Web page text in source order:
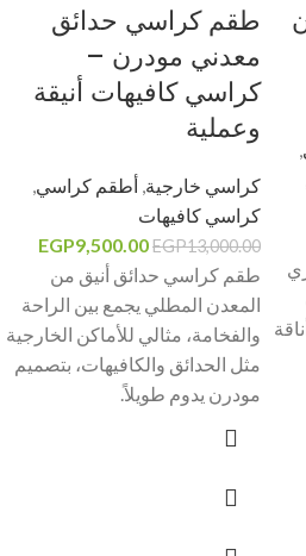
,
طقم كراسي حدائق
معدني مودرن –
كراسي كافيهات أنيقة
وعملية
كراسي خارجية, أطقم كراسي,
كراسي كافيهات
EGP13,000.00
EGP9,500.00
طقم كراسي حدائق أنيق من
المعدن المطلي يجمع بين الراحة
والفخامة، مثالي للأماكن الخارجية
مثل الحدائق والكافيهات، بتصميم
مودرن يدوم طويلاً.